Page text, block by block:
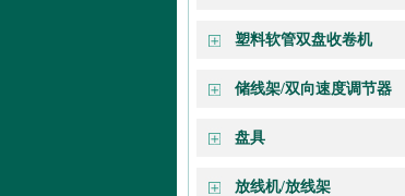
塑料软管双盘收卷机
储线架/双向速度调节器
盘具
放线机/放线架